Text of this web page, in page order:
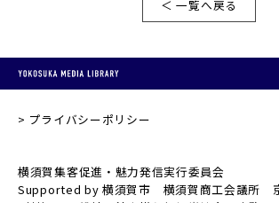
＜ 一覧へ戻る
プライバシーポリシー
横須賀集客促進・魅力発信実行委員会
Supported by 横須賀市 横須賀商工会議所